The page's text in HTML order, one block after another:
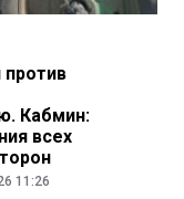
Кабмин:
всех
11:26